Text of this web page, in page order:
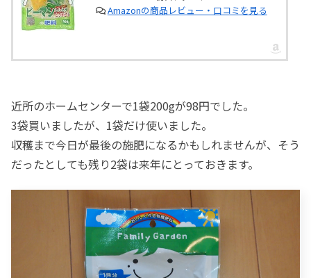
Amazonの商品レビュー・口コミを見る
近所のホームセンターで1袋200gが98円でした。
3袋買いましたが、1袋だけ使いました。
収穫まで今日が最後の施肥になるかもしれませんが、そう
だったとしても残り2袋は来年にとっておきます。